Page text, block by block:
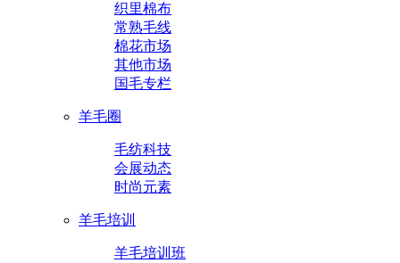
织里棉布
常熟毛线
棉花市场
其他市场
国毛专栏
羊毛圈
毛纺科技
会展动态
时尚元素
羊毛培训
羊毛培训班